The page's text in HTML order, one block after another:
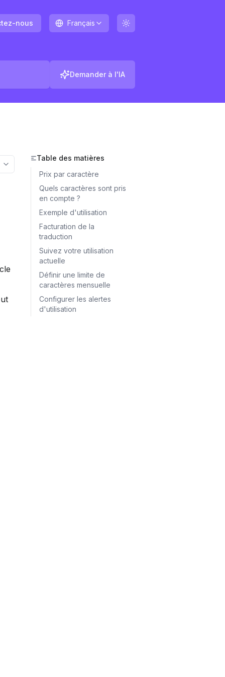
nous Français
Demander à l'IA
More options
Table des matières
Prix ​​par caractère
Quels caractères sont pris
en compte ?
Exemple d'utilisation
Facturation de la
traduction
Suivez votre utilisation
actuelle
Définir une limite de
caractères mensuelle
Configurer les alertes
d'utilisation